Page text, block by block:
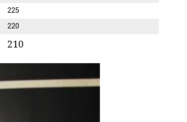
225
220
210